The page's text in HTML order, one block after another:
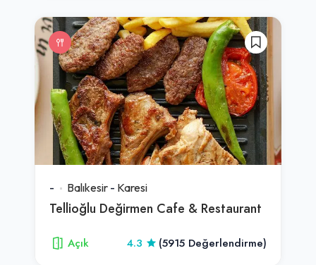
- Balıkesir - Karesi
Tellioğlu Değirmen Cafe & Restaurant
Açık 4.3 (5915 Değerlendirme)